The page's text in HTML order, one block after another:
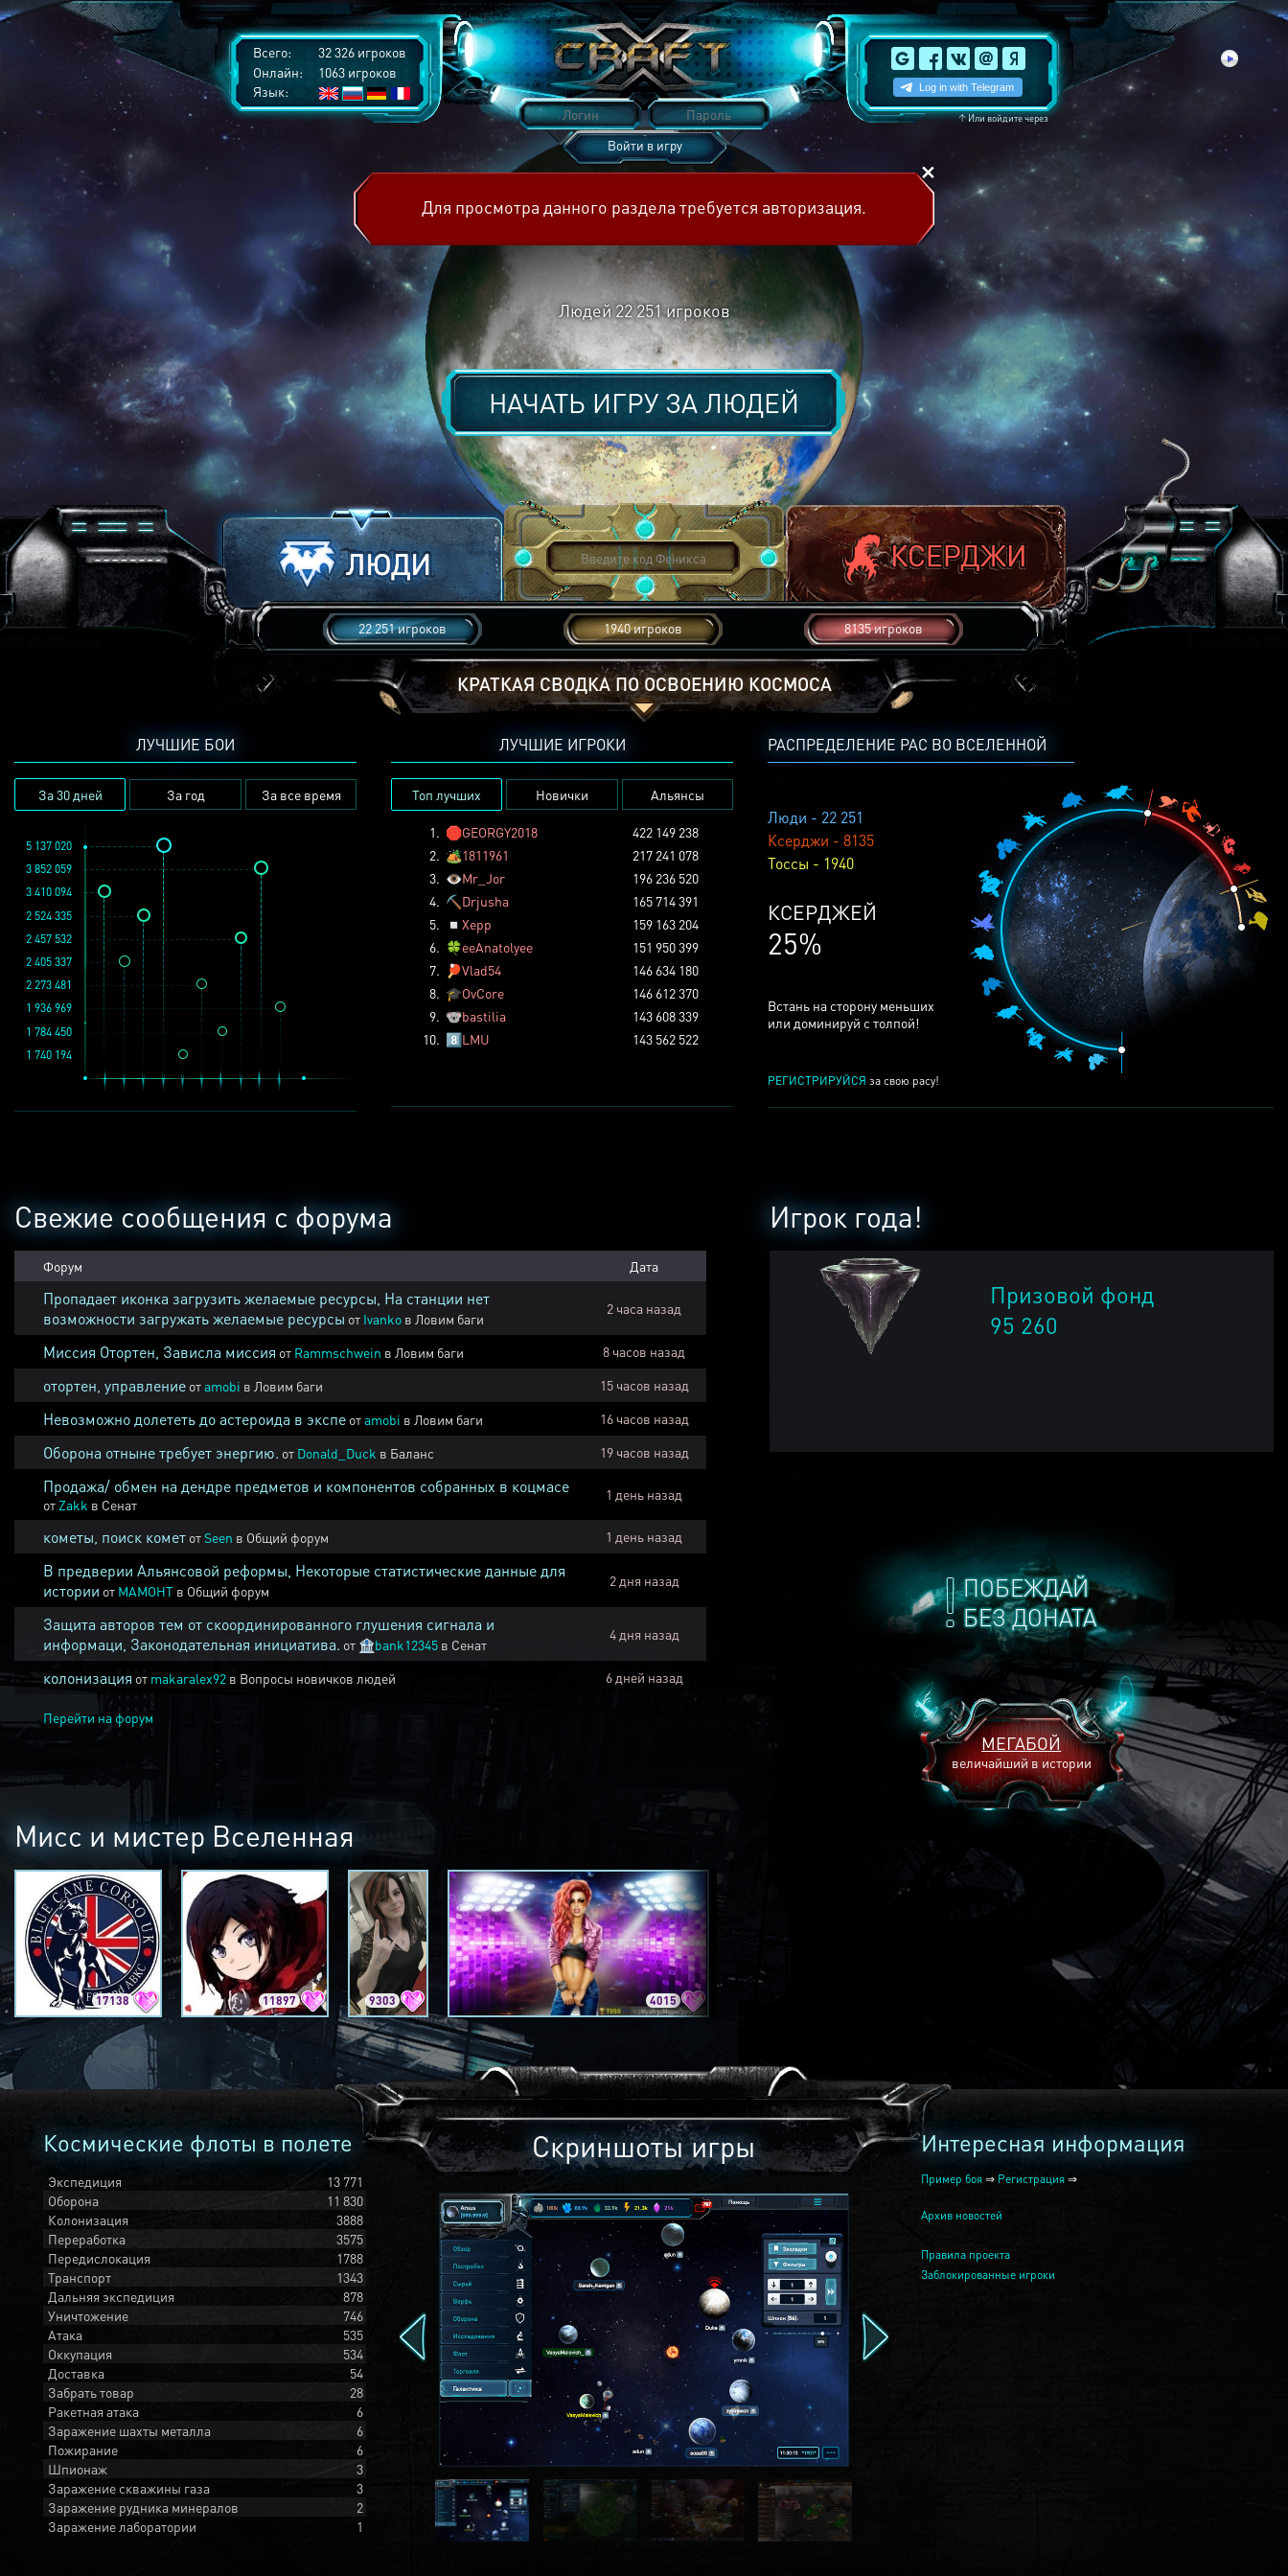
Всего:
32 326 игроков
Онлайн:
1063 игроков
Язык:
↑Или войдите через
Войти в игру
Для просмотра данного раздела требуется авторизация.
Людей 22 251игроков
НАЧАТЬ ИГРУ ЗАЛЮДЕЙ
22 251 игроков 1940 игроков 8135 игроков
КРАТКАЯ СВОДКА ПО ОСВОЕНИЮ КОСМОСА
РАСПРЕДЕЛЕНИЕ РАС ВО ВСЕЛЕННОЙ
Люди - 22 251
Ксерджи - 8135
Тоссы - 1940
ТОССОВ
6%
Встань на сторону меньших
или доминируй с толпой!
РЕГИСТРИРУЙСЯ за свою расу!
ЛУЧШИЕ БОИ
За 30 дней За год За все время
1 936 969
3 852 059
2 457 532
1 784 450
2 273 481
1 740 194
5 137 020
2 524 335
2 405 337
3 410 094
ЛУЧШИЕ ИГРОКИ
Топ лучших Новички Альянсы
1. 🛑GEORGY2018
422 149 238
2. 🏕️1811961
217 241 078
3. 👁️Mr_Jor
196 236 520
4. ⛏️ Drjusha
165 714 391
5.
◽ Xepp
159 163 204
6. 🍀eeAnatolyee
151 950 399
7.
🏓Vlad54
146 634 180
8. 🎓OvCore
146 612 370
9. 🐨bastilia
143 608 339
10. 8️⃣LMU 143 562 522
ПОБЕЖДАЙ
БЕЗ ДОНАТА
МЕГАБОЙ
величайший в истории
Игрок года!
Призовой фонд
95 260
Свежие сообщения с форума
Форум Дата
Пропадает иконка загрузить желаемые ресурсы, На станции нет
возможности загружать желаемые ресурсы от Ivanko в Ловим баги
2 часа назад
Миссия Отортен, Зависла миссия от Rammschwein в Ловим баги 8 часов назад
отортен, управление отamobi в Ловим баги 15 часов назад
Невозможно долететь до астероида в экспе отamobi в Ловим баги 16 часов назад
Оборона отныне требует энергию. от Donald_Duck в Баланс 19 часов назад
Продажа/ обмен на дендре предметов и компонентов собранных в коцмасе
от Zakk в Сенат
1 день назад
кометы, поиск комет отSeen в Общий форум 1 день назад
В предверии Альянсовой реформы, Некоторые статистические данные для
истории от MAMOHT в Общий форум
2 дня назад
Защита авторов тем от скоординированного глушения сигнала и
информаци, Законодательная инициатива. от 🏦bank12345 в Сенат
4 дня назад
колонизация от makaralex92 в Вопросы новичков людей 6 дней назад
Перейти на форум
Мисс и мистер Вселенная
17138 11897 9303 4015 2240
Космические флоты в полете
Экспедиция
13 771
Оборона
11 830
Колонизация
3888
Переработка
3575
Передислокация
1788
Транспорт
1343
Дальняя экспедиция
878
Уничтожение
746
Атака
535
Оккупация
534
Доставка
54
Забрать товар
28
Ракетная атака
6
Заражение шахты металла
6
Пожирание
6
Шпионаж
3
Заражение скважины газа
3
Заражение рудника минералов
2
Заражение лаборатории
1
Скриншоты игры Интересная информация
Пример боя ⇒ Регистрация ⇒
Архив новостей
Правила проекта
Заблокированные игроки